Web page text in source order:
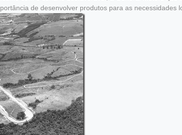
de desenvolver produtos para as necessidades